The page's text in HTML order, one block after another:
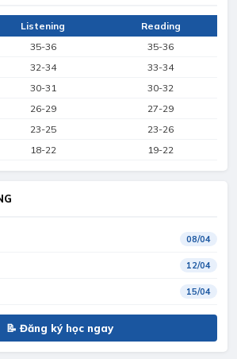
Listening
Reading
35-36
35-36
32-34
33-34
30-31
30-32
26-29
27-29
23-25
23-26
18-22 19-22
08/04
12/04
15/04
📝 Đăng ký học ngay